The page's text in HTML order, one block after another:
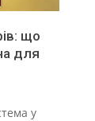
що
для
у